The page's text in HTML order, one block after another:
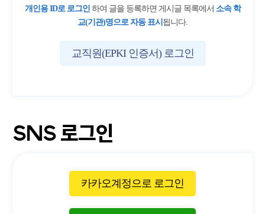
개인용 ID로 로그인하여 글을 등록하면 게시글 목록에서 소속 학
교(기관)명으로 자동 표시 됩니다.
교직원(EPKI 인증서) 로그인
SNS 로그인
카카오계정으로 로그인